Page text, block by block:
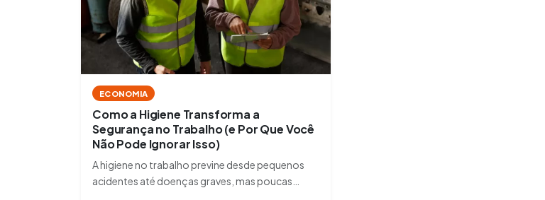
ECONOMIA
Como a Higiene Transforma a
Segurança no Trabalho (e Por Que Você
Não Pode Ignorar Isso)
A higiene no trabalho previne desde pequenos
acidentes até doenças graves, mas poucas